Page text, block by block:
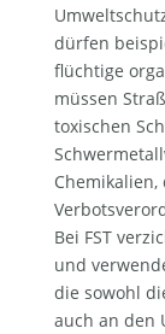
dürfen
flüchtige
müssen
toxischen
Bei FST
und
die sowohl
auch an den